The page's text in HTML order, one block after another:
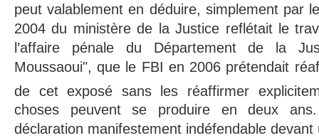
peut valablement en déduire, simplement par
2004 du ministère de la Justice reflétait le
l’affaire pénale du Département de la
Moussaoui", que le FBI en 2006 prétendait
de cet exposé sans les réaffirmer
choses peuvent se produire en deux
déclaration manifestement indéfendable